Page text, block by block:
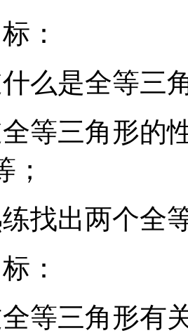
：
什么是全等
全等三角形
；
练找出两个
：
全等三角形